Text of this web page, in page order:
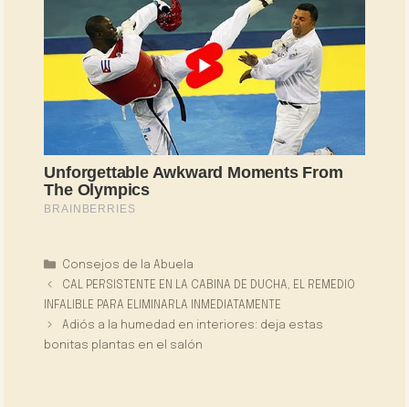
Categorías
Consejos de la Abuela
CAL PERSISTENTE EN LA CABINA DE DUCHA, EL REMEDIO
INFALIBLE PARA ELIMINARLA INMEDIATAMENTE
Adiós a la humedad en interiores: deja estas
bonitas plantas en el salón